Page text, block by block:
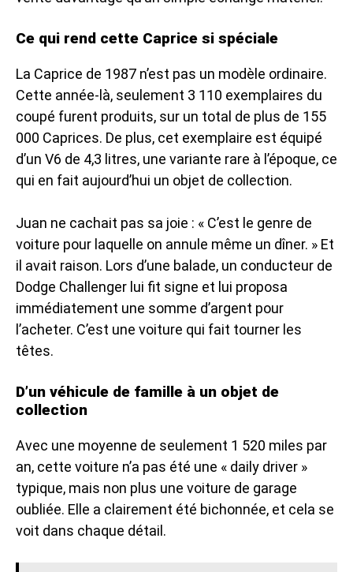
Ce qui rend cette Caprice si spéciale
La Caprice de 1987 n’est pas un modèle ordinaire.
Cette année-là, seulement 3 110 exemplaires du
coupé furent produits, sur un total de plus de 155
000 Caprices. De plus, cet exemplaire est équipé
d’un V6 de 4,3 litres, une variante rare à l’époque, ce
qui en fait aujourd’hui un objet de collection.
Juan ne cachait pas sa joie : « C’est le genre de
voiture pour laquelle on annule même un dîner. » Et
il avait raison. Lors d’une balade, un conducteur de
Dodge Challenger lui fit signe et lui proposa
immédiatement une somme d’argent pour
l’acheter. C’est une voiture qui fait tourner les
têtes.
D’un véhicule de famille à un objet de
collection
Avec une moyenne de seulement 1 520 miles par
an, cette voiture n’a pas été une « daily driver »
typique, mais non plus une voiture de garage
oubliée. Elle a clairement été bichonnée, et cela se
voit dans chaque détail.